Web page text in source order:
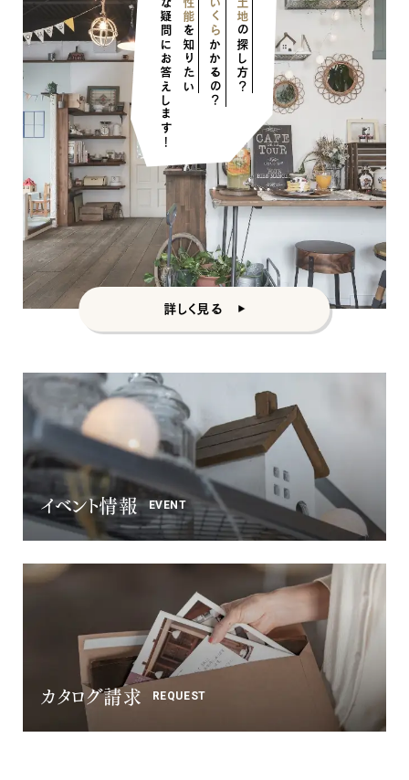
ナチュラル
ナチュラル
カントリー
ヴィンテージ
を知りたい
いくら
かかるの？
土地
の探し方？
そんな疑問にお答えします！
詳しく見る
イベント情報 EVENT
カタログ請求 REQUEST